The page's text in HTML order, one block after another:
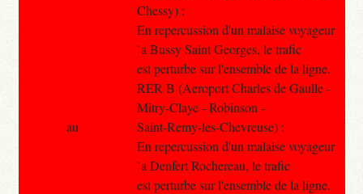
Chessy) :
En repercussion d'un malaise voyageur
`a Bussy Saint Georges, le trafic
est perturbe sur l'ensemble de la ligne.
RER B (Aeroport Charles de Gaulle -
Mitry-Claye - Robinson -
Saint-Remy-les-Chevreuse) :
En repercussion d'un malaise voyageur
`a Denfert Rochereau, le trafic
est perturbe sur l'ensemble de la ligne.
au